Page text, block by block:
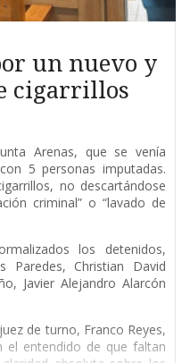
un nuevo y
cigarrillos
Arenas, que se venía
5 personas imputadas.
no descartándose
criminal” o “lavado de
los detenidos,
Paredes, Christian David
Javier Alejandro Alarcón
de turno, Franco Reyes,
el entendido de que faltan